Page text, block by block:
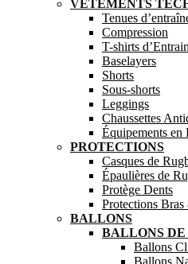
VÊTEMENTS
Tenues
Compression
T-shirts
Baselayers
Shorts
Sous-shorts
Leggings
Chaussettes
Équipements en
PROTECTIONS
Casques de
Épaulières de
Protège Dents
Protections Bras
BALLONS
BALLONS
Ballons
Ballons